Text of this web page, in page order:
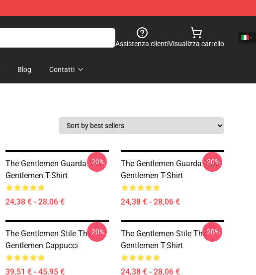
Assistenza clientiVisualizza carrello
Blog Contatti
The Gentlemen Guarda. The
Gentlemen T-Shirt
24,38 € - 28,06 €
-20%
The Gentlemen Guarda. The
Gentlemen T-Shirt
24,38 € - 28,06 €
-20%
The Gentlemen Stile The
Gentlemen Cappucci
39,51 € - 45,95 €
-20%
The Gentlemen Stile The
Gentlemen T-Shirt
24,38 € - 28,06 €
-20%